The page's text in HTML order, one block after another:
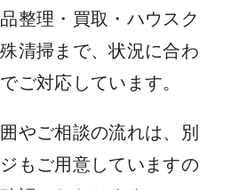
整理・買取・ハウスク
清掃まで、状況に合わ
ご対応しています。
やご相談の流れは、別
もご用意していますの